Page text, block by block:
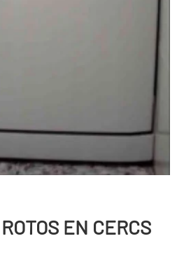
EN CERCS